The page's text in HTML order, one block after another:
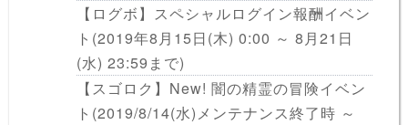
【ログボ】スペシャルログイン報酬イベン
ト(2019年8月15日(木) 0:00 ～ 8月21日
(水) 23:59まで)
【スゴロク】New! 闇の精霊の冒険イベン
ト(2019/8/14(水)メンテナンス終了時 ～